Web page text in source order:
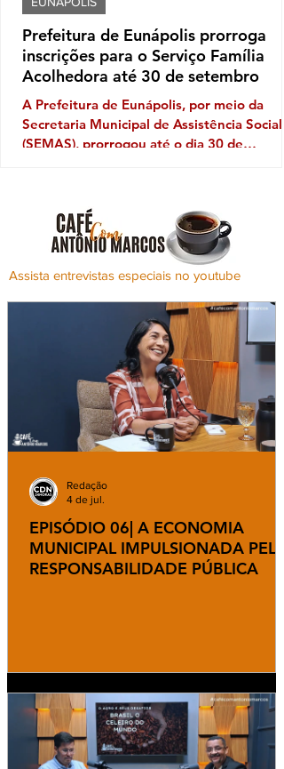
Prefeitura de Eunápolis prorroga
inscrições para o Serviço Família
Acolhedora até 30 de setembro
A Prefeitura de Eunápolis, por meio da
Secretaria Municipal de Assistência Social
(SEMAS), prorrogou até o dia 30 de
adolescência no município. O programa é
destinado a famílias e pessoas interessadas
em acolher temporariamente crianças e
adolescentes que, por determinação
precisaram ser afastados do convívio
de origem. Durante esse pe
Assista entrevistas especiais no youtube
EPISÓDIO 06| A ECONOMIA
MUNICIPAL IMPULSIONADA PELA
RESPONSABILIDADE PÚBLICA
Redação
4 de jul.